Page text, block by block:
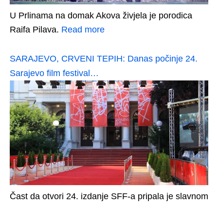
U Prlinama na domak Akova živjela je porodica
Raifa Pilava. Read more
SARAJEVO, CRVENI TEPIH: Danas počinje 24.
Sarajevo film festival…
Čast da otvori 24. izdanje SFF-a pripala je slavnom